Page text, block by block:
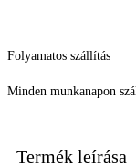
Folyamatos szállítás
Minden munkanapon
Termék leírása